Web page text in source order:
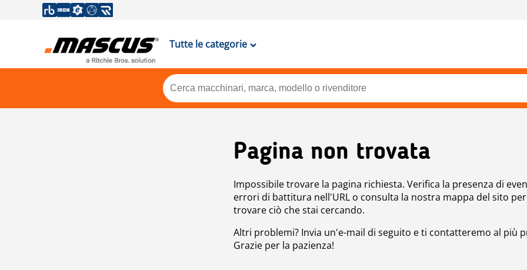
Tutte le categorie
Pagina non trovata
Impossibile trovare la pagina richiesta. Verifica la presenza di
errori di battitura nell'URL o consulta la nostra mappa del sito per
trovare ciò che stai cercando.
Altri problemi? Invia un'e-mail di seguito e ti contatteremo al più
Grazie per la pazienza!